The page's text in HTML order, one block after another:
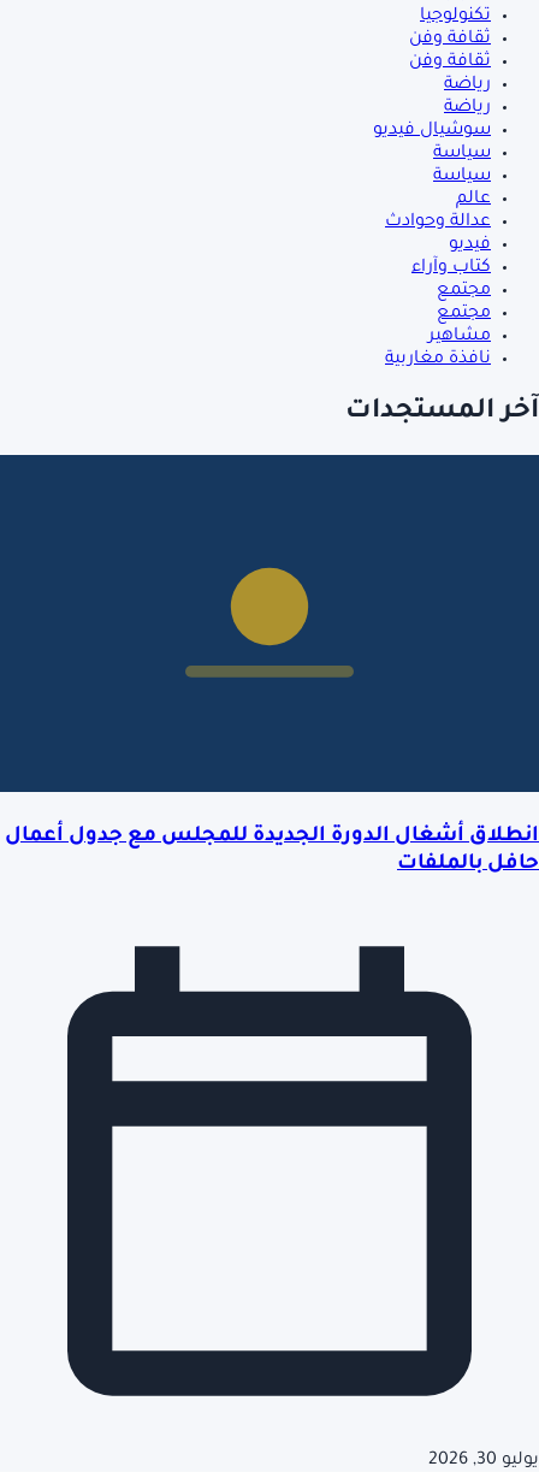
تكنولوجيا
ثقافة وفن
ثقافة وفن
رياضة
رياضة
سوشيال فيديو
سياسة
سياسة
عالم
عدالة وحوادث
فيديو
كتاب وآراء
مجتمع
مجتمع
مشاهير
نافذة مغاربية
آخر المستجدات
انطلاق أشغال الدورة الجديدة للمجلس مع جدول أعمال
حافل بالملفات
يوليو 30, 2026